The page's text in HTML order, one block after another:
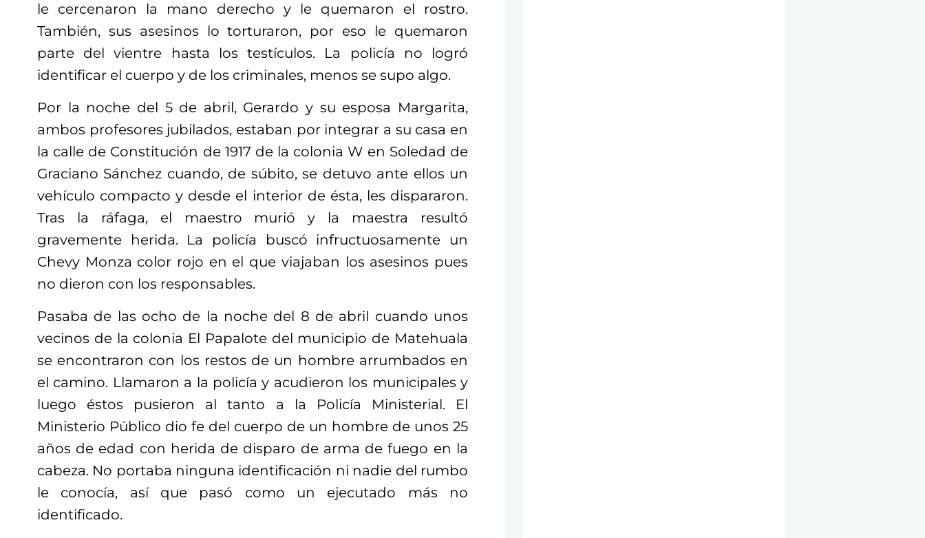
le cercenaron la mano derecho y le quemaron el rostro.
También, sus asesinos lo torturaron, por eso le quemaron
parte del vientre hasta los testículos. La policía no logró
identificar el cuerpo y de los criminales, menos se supo algo.
Por la noche del 5 de abril, Gerardo y su esposa Margarita,
ambos profesores jubilados, estaban por integrar a su casa en
la calle de Constitución de 1917 de la colonia W en Soledad de
Graciano Sánchez cuando, de súbito, se detuvo ante ellos un
vehículo compacto y desde el interior de ésta, les dispararon.
Tras la ráfaga, el maestro murió y la maestra resultó
gravemente herida. La policía buscó infructuosamente un
Chevy Monza color rojo en el que viajaban los asesinos pues
no dieron con los responsables.
Pasaba de las ocho de la noche del 8 de abril cuando unos
vecinos de la colonia El Papalote del municipio de Matehuala
se encontraron con los restos de un hombre arrumbados en
el camino. Llamaron a la policía y acudieron los municipales y
luego éstos pusieron al tanto a la Policía Ministerial. El
Ministerio Público dio fe del cuerpo de un hombre de unos 25
años de edad con herida de disparo de arma de fuego en la
cabeza. No portaba ninguna identificación ni nadie del rumbo
le conocía, así que pasó como un ejecutado más no
identificado.